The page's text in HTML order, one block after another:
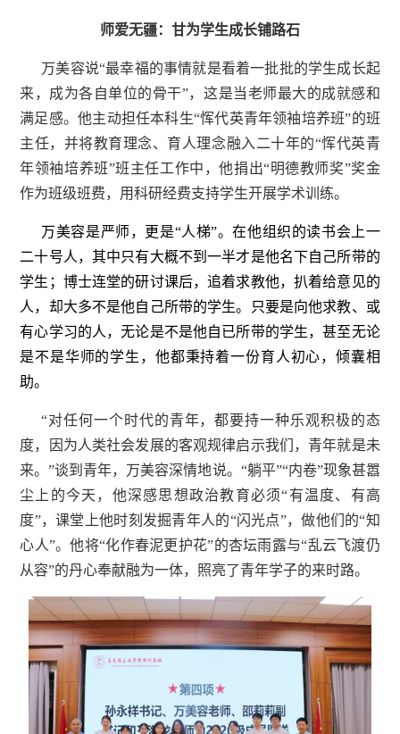
师爱无疆：甘为学生成长铺路石
万美容说“最幸福的事情就是看着一批批的学生成长起
来，成为各自单位的骨干”，这是当老师最大的成就感和
满足感。他主动担任本科生“恽代英青年领袖培养班”的班
主任，并将教育理念、育人理念融入二十年的“恽代英青
年领袖培养班”班主任工作中，他捐出“明德教师奖”奖金
作为班级班费，用科研经费支持学生开展学术训练。
万美容是严师，更是“人梯”。在他组织的读书会上一
二十号人，其中只有大概不到一半才是他名下自己所带的
学生；博士连堂的研讨课后，追着求教他，扒着给意见的
人，却大多不是他自己所带的学生。只要是向他求教、或
有心学习的人，无论是不是他自已所带的学生，甚至无论
是不是华师的学生，他都秉持着一份育人初心，倾囊相
助。
“对任何一个时代的青年，都要持一种乐观积极的态
度，因为人类社会发展的客观规律启示我们，青年就是未
来。”谈到青年，万美容深情地说。“躺平”“内卷”现象甚嚣
尘上的今天，他深感思想政治教育必须“有温度、有高
度”，课堂上他时刻发掘青年人的“闪光点”，做他们的“知
心人”。他将“化作春泥更护花”的杏坛雨露与“乱云飞渡仍
从容”的丹心奉献融为一体，照亮了青年学子的来时路。